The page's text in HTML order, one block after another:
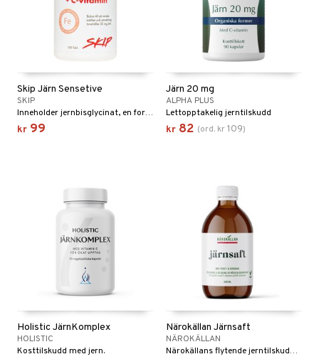
Skip Järn Sensetive
SKIP
Inneholder jernbisglycinat, en form for jern som kroppen lett absorberer takket være dens høye opptaksevne.
kr 99
Järn 20 mg
ALPHA PLUS
Lettopptakelig jerntilskudd
kr 82 (ord. kr 109)
Holistic JärnKomplex
HOLISTIC
Kosttilskudd med jern.
Närokällan Järnsaft
NÄROKÄLLAN
Närokällans flytende jerntilskudd er en enkel og praktisk løsning for å opprettholde sunne jernnivåer i kroppen!